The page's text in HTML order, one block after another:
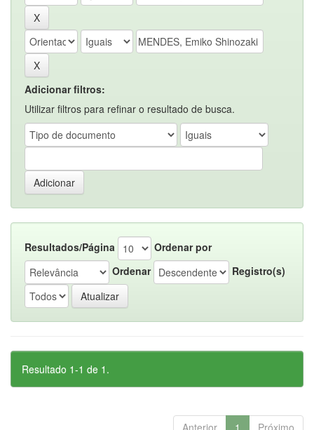
Adicionar filtros:
Utilizar filtros para refinar o resultado de busca.
Resultados/Página
Ordenar por
Ordenar
Registro(s)
Resultado 1-1 de 1.
Anterior 1 Próximo